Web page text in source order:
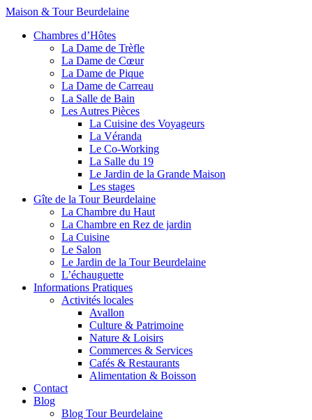
Maison & Tour Beurdelaine
Chambres d’Hôtes
La Dame de Trèfle
La Dame de Cœur
La Dame de Pique
La Dame de Carreau
La Salle de Bain
Les Autres Pièces
La Cuisine des Voyageurs
La Véranda
Le Co-Working
La Salle du 19
Le Jardin de la Grande Maison
Les stages
Gîte de la Tour Beurdelaine
La Chambre du Haut
La Chambre en Rez de jardin
La Cuisine
Le Salon
Le Jardin de la Tour Beurdelaine
L’échauguette
Informations Pratiques
Activités locales
Avallon
Culture & Patrimoine
Nature & Loisirs
Commerces & Services
Cafés & Restaurants
Alimentation & Boisson
Contact
Blog
Blog Tour Beurdelaine